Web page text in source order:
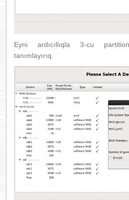
Eyni ardıcıllıqla 3-cu
tanımlayırıq.